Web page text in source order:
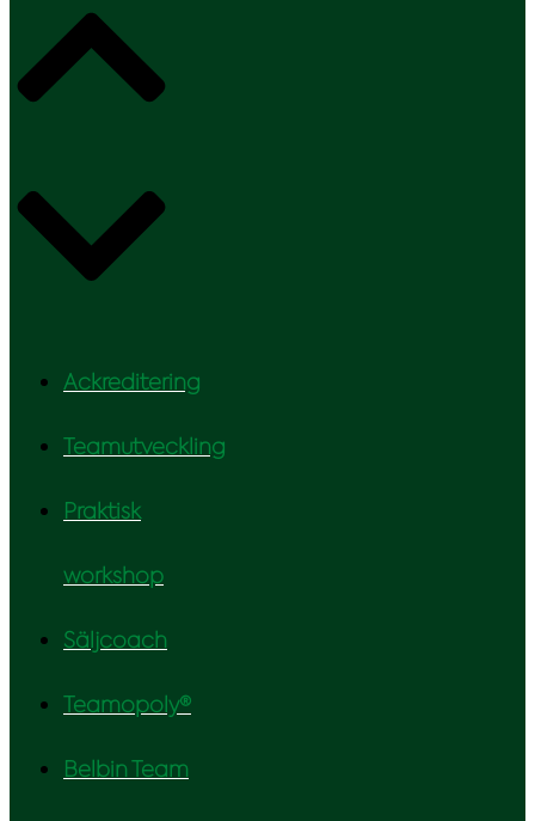
Ackreditering
Teamutveckling
Praktisk
workshop
Säljcoach
Teamopoly®
Belbin Team